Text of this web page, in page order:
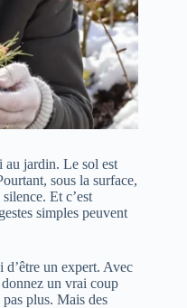
au jardin. Le sol est
sous la surface,
Et c’est
simples peuvent
d’être un expert. Avec
un vrai coup
plus. Mais des